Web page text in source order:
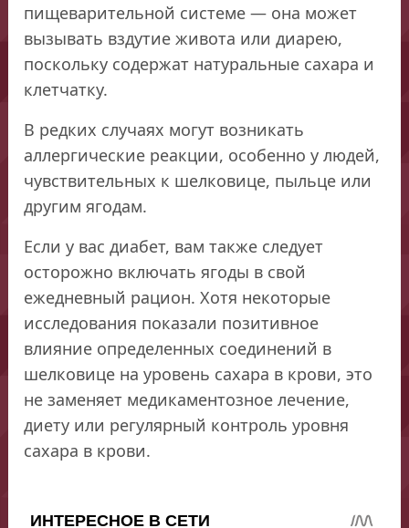
пищеварительной системе — она может
вызывать вздутие живота или диарею,
поскольку содержат натуральные сахара и
клетчатку.
В редких случаях могут возникать
аллергические реакции, особенно у людей,
чувствительных к шелковице, пыльце или
другим ягодам.
Если у вас диабет, вам также следует
осторожно включать ягоды в свой
ежедневный рацион. Хотя некоторые
исследования показали позитивное
влияние определенных соединений в
шелковице на уровень сахара в крови, это
не заменяет медикаментозное лечение,
диету или регулярный контроль уровня
сахара в крови.